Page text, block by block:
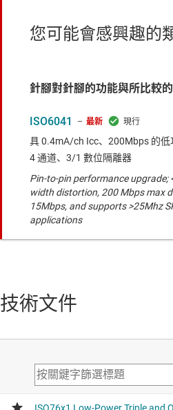
您可能會感興趣的
針腳對針腳的功能與所比較的
最新
ISO6041
具 0.4mA/ch Icc、200Mbps 的
4 通道、3/1 數位隔離器
Pin-to-pin performance upgrade;
width distortion, 200 Mbps max
15Mbps, and supports >25Mhz
applications
技術文件